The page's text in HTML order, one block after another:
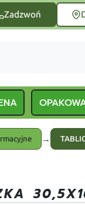
Zadzwoń
→